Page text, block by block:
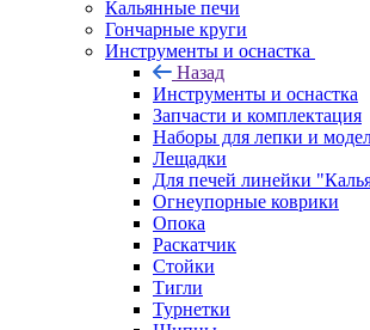
Кальянные печи
Гончарные круги
Инструменты и оснастка
Назад
Инструменты и оснастка
Запчасти и комплектация
Наборы для лепки и
Лещадки
Для печей линейки
Огнеупорные коврики
Опока
Раскатчик
Стойки
Тигли
Турнетки